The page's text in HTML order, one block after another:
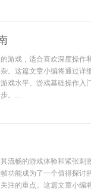
游戏，适合喜欢深度操作
。这篇文章小编将通过详
戏水平。游戏基础操作入
。...
流畅的游戏体验和紧张刺
功能成为了一个值得探讨
注的重点。这篇文章小编